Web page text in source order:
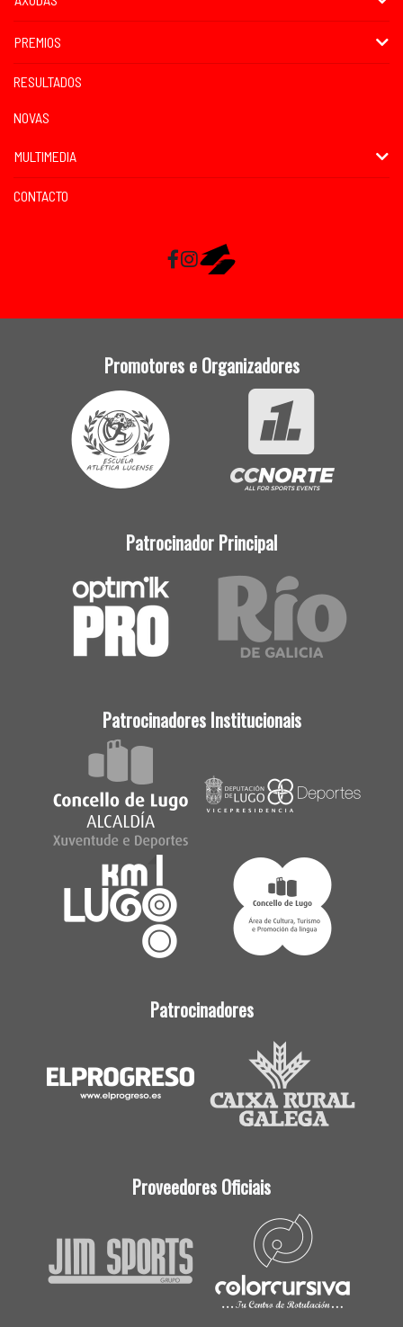
PREMIOS
RESULTADOS
NOVAS
MULTIMEDIA
CONTACTO
Facebook
InstagramRaceMapp
Promotores e Organizadores
Patrocinador Principal
Patrocinadores Institucionais
Patrocinadores
Proveedores Oficiais